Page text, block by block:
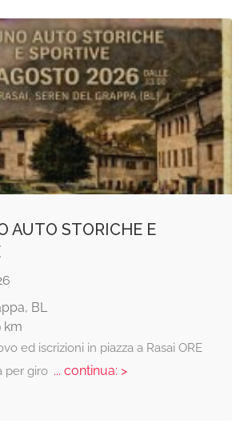
AUTO STORICHE E
BL
km
ed iscrizioni in piazza a Rasai ORE
per giro... continua: >